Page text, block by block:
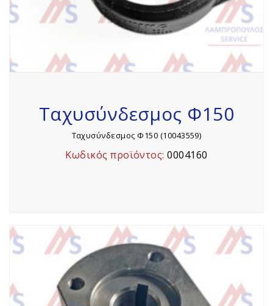
Ταχυσύνδεσμος Φ150
Ταχυσύνδεσμος Φ150 (10043559)
Κωδικός προϊόντος:0004160